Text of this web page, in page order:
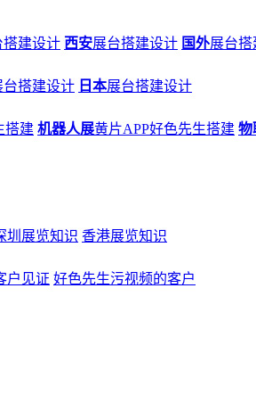
搭建设计 西安展台搭建设计 国外展台
台搭建设计 日本展台搭建设计
搭建 机器人展黄片APP好色先生搭建 物
圳展览知识 香港展览知识
户见证 好色先生污视频的客户